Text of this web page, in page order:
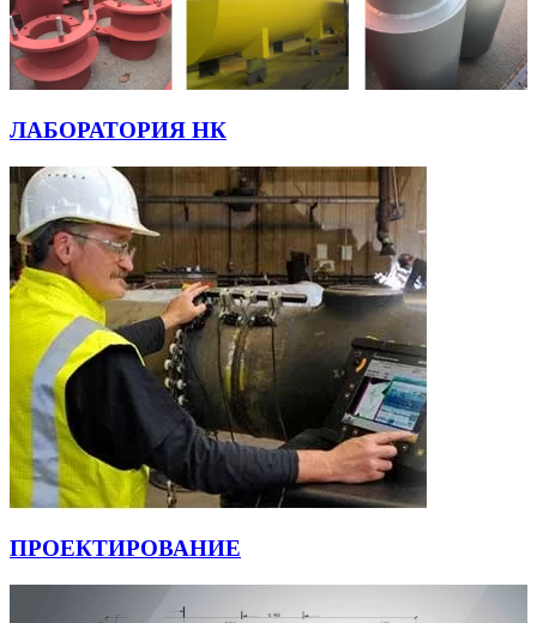
ЛАБОРАТОРИЯ НК
ПРОЕКТИРОВАНИЕ